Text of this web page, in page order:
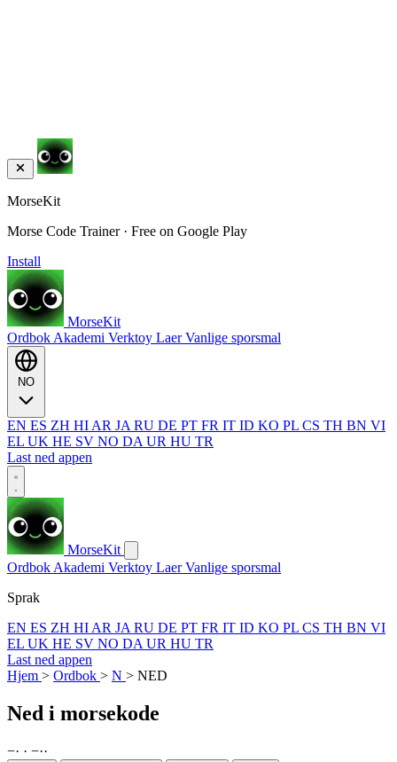
MorseKit
Morse Code Trainer · Free on Google Play
Install
MorseKit
Ordbok Akademi Verktoy LaerVanlige sporsmal
EN ES ZH HI AR JA RU DE PT FR IT ID KO PL CS TH BN VI
EL UK HE SV NO DA UR HU TR
Last ned appen
MorseKit
Ordbok Akademi Verktoy LaerVanlige sporsmal
Sprak
EN ES ZH HI AR JA RU DE PT FR IT ID KO PL CS TH BN VI
EL UK HE SV NO DA UR HU TR
Last ned appen
Hjem > Ordbok > N > NED
Ned i morsekode
−· · −··